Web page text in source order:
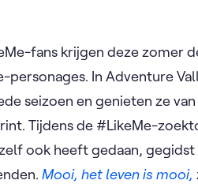
fans krijgen deze zomer
personages. In Adventure
seizoen en genieten ze
Tijdens de #LikeMe-
ook heeft gedaan,
Mooi, het leven is mooi,